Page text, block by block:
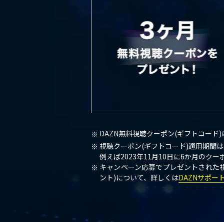
DAZN無料視聴クーポン(ギフトコード
視聴クーポン(ギフトコード)適⽤期間
例えば2023年11⽉10⽇に6か⽉のクー
キャンペーン応募でプレゼントされ
ント)について、詳しくはDAZNサポー